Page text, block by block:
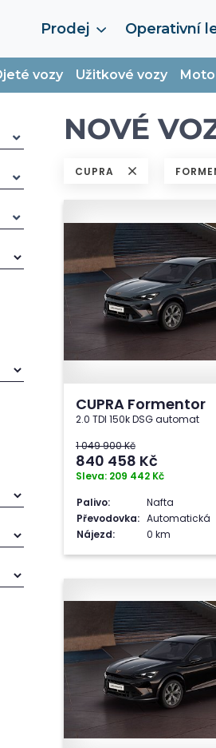
Prodej Operativní
vozy Užitkové vozy
NOVÉ
CUPRA
CUPRA Formentor
2.0 TDI 150k DSG automat
1 049 900 Kč
840 458 Kč
Sleva: 209 442 Kč
Palivo:
Nafta
Převodovka: Automatická
Nájezd:
0 km